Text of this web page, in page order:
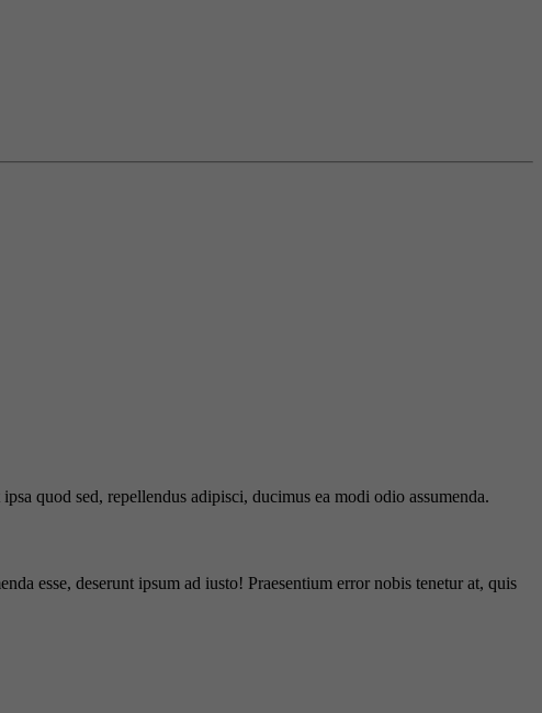
quod sed, repellendus adipisci, ducimus ea modi odio assumenda.
esse, deserunt ipsum ad iusto! Praesentium error nobis tenetur at, quis